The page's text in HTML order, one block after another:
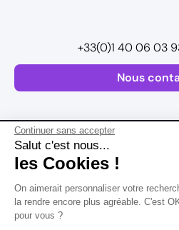
Continuer sans accepter
Salut c'est nous...
les Cookies !
On aimerait personnaliser votre
la rendre encore plus agréable. C'est
pour vous ?
Nous
+33(0)1 40 06 03
Plan de
Mentions